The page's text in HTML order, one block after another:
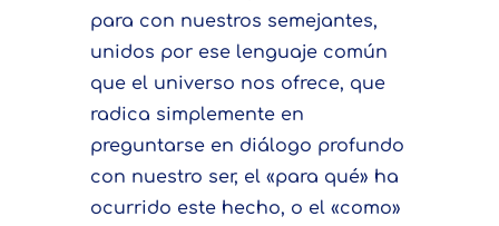
para con nuestros semejantes,
unidos por ese lenguaje común
que el universo nos ofrece, que
radica simplemente en
preguntarse en diálogo profundo
con nuestro ser, el «para qué» ha
ocurrido este hecho, o el «como»